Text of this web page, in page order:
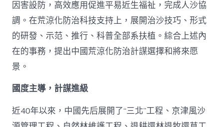
因害設防，高效應用促進平易近生福祉，完成人沙協
調。在荒涼化防治科技支持上，展開治沙技巧、形式
的研發、示范、推行、科普全部系扶植。綜合上述內
在的事務，提出中國荒涼化防治計謀選擇和將來愿
景。
國度主導，計謀進級
近40年以來，中國先后展開了“三北”工程、京津風沙